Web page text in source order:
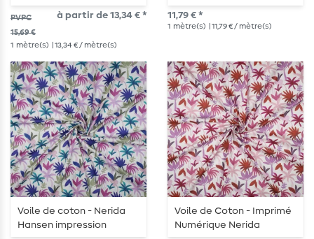
turquoise
PVPC
15,69 €
à partir de 13,34 € *
1 mètre(s) | 13,34 € / mètre(s)
Nerida Hansen Palmiers
Blanc Bleu
11,79 € *
1 mètre(s) | 11,79 € / mètre(s)
Voile de coton - Nerida
Hansen impression
Voile de Coton - Imprimé
Numérique Nerida